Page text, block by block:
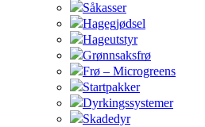
Såkasser
Hagegjødsel
Hageutstyr
Grønnsaksfrø
Frø – Microgreens
Startpakker
Dyrkingssystemer
Skadedyr